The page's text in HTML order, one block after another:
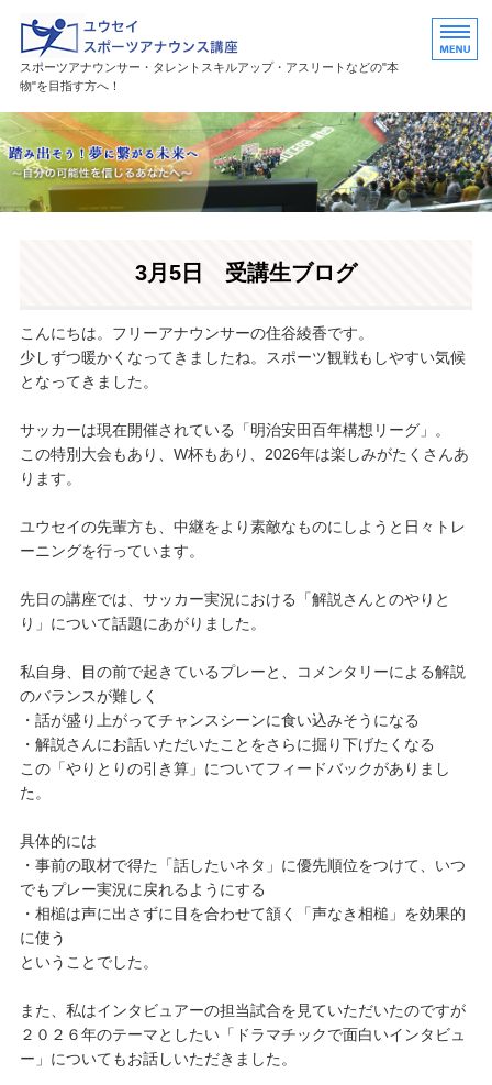
ユウセイスポーツアナウンスス
スポーツアナウンサー・タレントスキルアップ・アスリートなどの"本
物"を目指す方へ！
HOME
講座紹介
活躍中の卒業生・受講生3月5日 受講生ブログ
こんにちは。フリーアナウンサーの住谷綾香です。
少しずつ暖かくなってきましたね。スポーツ観戦もしやすい気候
となってきました。
サッカーは現在開催されている「明治安田百年構想リーグ」。
この特別大会もあり、W杯もあり、2026年は楽しみがたくさんあ
ります。
ユウセイの先輩方も、中継をより素敵なものにしようと日々トレ
ーニングを行っています。
先日の講座では、サッカー実況における「解説さんとのやりと
り」について話題にあがりました。
私自身、目の前で起きているプレーと、コメンタリーによる解説
のバランスが難しく
・話が盛り上がってチャンスシーンに食い込みそうになる
・解説さんにお話いただいたことをさらに掘り下げたくなる
この「やりとりの引き算」についてフィードバックがありまし
た。
具体的には
・事前の取材で得た「話したいネタ」に優先順位をつけて、いつ
でもプレー実況に戻れるようにする
・相槌は声に出さずに目を合わせて頷く「声なき相槌」を効果的
に使う
ということでした。
また、私はインタビュアーの担当試合を見ていただいたのですが
２０２６年のテーマとしたい「ドラマチックで面白いインタビュ
ー」についてもお話しいただきました。